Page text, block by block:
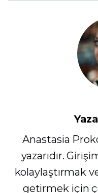
Anastasia
yazarıdır.
kolaylaştırmak
getirmek için